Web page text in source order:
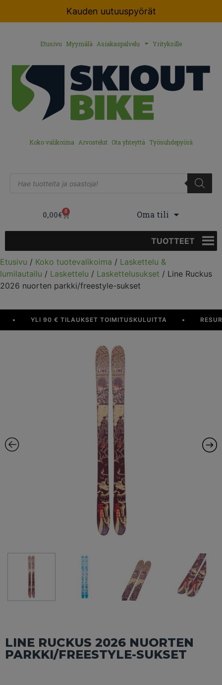
Kauden uutuuspyörät
Etusivu Myymälä Asiakaspalvelu Yrityksille
Koko valikoima Arvostelut Ota yhteyttä Työsuhdepyörä
0,00€ 0 Oma tili
TUOTTEET
Etusivu / Koko tuotevalikoima / Laskettelu &
lumilautailu / Laskettelu / Laskettelusukset / Line Ruckus
2026 nuorten parkki/freestyle-sukset
YLI 90 € TILAUKSET TOIMITUSKULUITTA
LINE RUCKUS 2026 NUORTEN
PARKKI/FREESTYLE-SUKSET